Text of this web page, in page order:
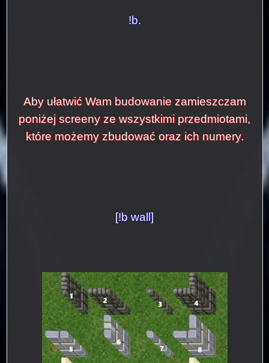
!b.
Aby ułatwić Wam budowanie zamieszczam
poniżej screeny ze wszystkimi przedmiotami,
które możemy zbudować oraz ich numery.
[!b wall]